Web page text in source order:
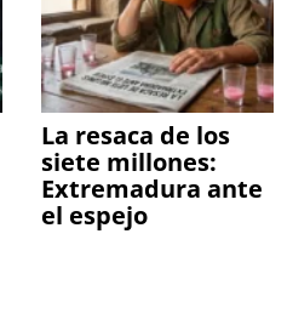
La resaca de los
siete millones:
Extremadura ante
el espejo